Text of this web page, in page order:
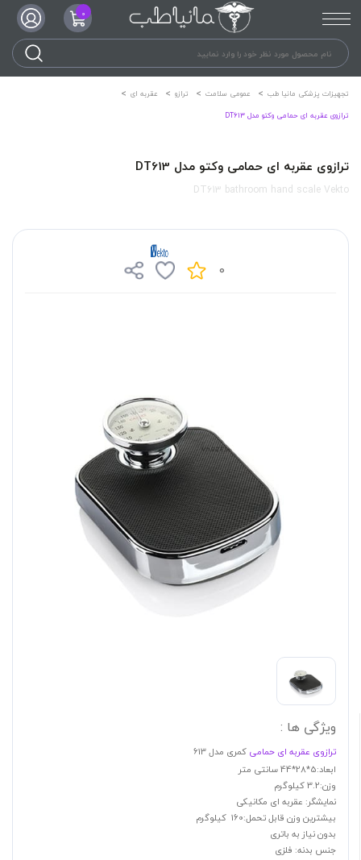
0
تجهیزات پزشکی مانیا طب عمومی سلامت ترازو
عقربه ای
ترازوی عقربه ای حمامی وکتو مدل DT613
ترازوی عقربه ای حمامی وکتو مدل DT613
DT613 bathroom hand scale Vekto
0
ویژگی ها :
ترازوی عقربه ای حمامی کمری مدل 613
ابعاد:5*28*44 سانتی متر
وزن:3.2 کیلوگرم
نمایشگر: عقربه ای مکانیکی
بیشترین وزن قابل تحمل:160 کیلوگرم
بدون نیاز به باتری
جنس بدنه: فلزی